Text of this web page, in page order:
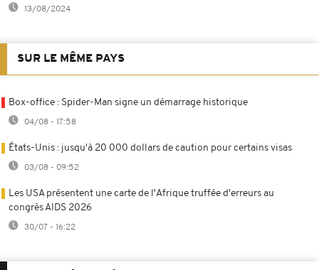
13/08/2024
SUR LE MÊME PAYS
Box-office : Spider-Man signe un démarrage historique
04/08 - 17:58
États-Unis : jusqu'à 20 000 dollars de caution pour certains visas
03/08 - 09:52
Les USA présentent une carte de l'Afrique truffée d'erreurs au
congrès AIDS 2026
30/07 - 16:22